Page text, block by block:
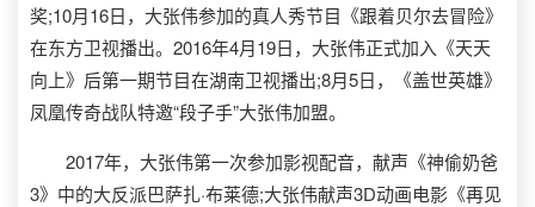
奖;10月16日，大张伟参加的真人秀节目《跟着贝尔去冒险》
在东方卫视播出。2016年4月19日，大张伟正式加入《天天
向上》后第一期节目在湖南卫视播出;8月5日，《盖世英雄》
凤凰传奇战队特邀“段子手”大张伟加盟。
2017年，大张伟第一次参加影视配音，献声《神偷奶爸
3》中的大反派巴萨扎·布莱德;大张伟献声3D动画电影《再见